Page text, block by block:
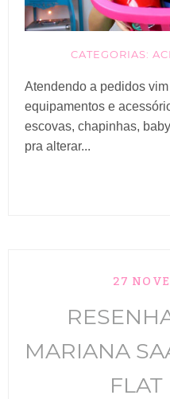
CATEGORIAS:
Atendendo a pedidos
equipamentos e
escovas, chapinhas,
pra alterar...
27
MARIANA